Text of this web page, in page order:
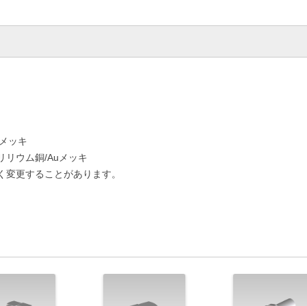
ッキ
リウム銅/Auメッキ
更することがあります。